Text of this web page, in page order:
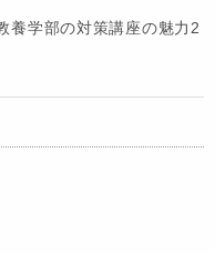
養学部の対策講座の魅力2